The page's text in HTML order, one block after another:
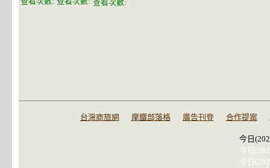
查看次數:
台灣商旅網 摩鐵部落格 廣告刊登 合作提案
今日
今日
今日